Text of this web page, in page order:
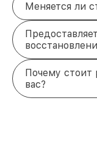
Меняется ли
Почему стоит
вас?